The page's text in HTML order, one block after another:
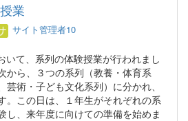
業
サイト管理者10
て、系列の体験授業が行われまし
から、３つの系列（教養・体育系
術・子ども文化系列）に分かれ、
。この日は、１年生がそれぞれの系
し、来年度に向けての準備を始めま